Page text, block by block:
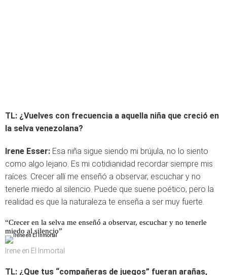
TL: ¿Vuelves con frecuencia a aquella niña que creció en
la selva venezolana?
Irene Esser: Esa niña sigue siendo mi brújula, no lo siento
como algo lejano. Es mi cotidianidad recordar siempre mis
raíces. Crecer allí me enseñó a observar, escuchar y no
tenerle miedo al silencio. Puede que suene poético, pero la
realidad es que la naturaleza te enseña a ser muy fuerte.
“Crecer en la selva me enseñó a observar, escuchar y no tenerle
miedo al silencio”
Irene en El Inmortal
TL: ¿Que tus “compañeras de juegos” fueran arañas,